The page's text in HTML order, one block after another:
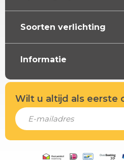
Soorten verlichting
Informatie
Wilt u altijd als eerste